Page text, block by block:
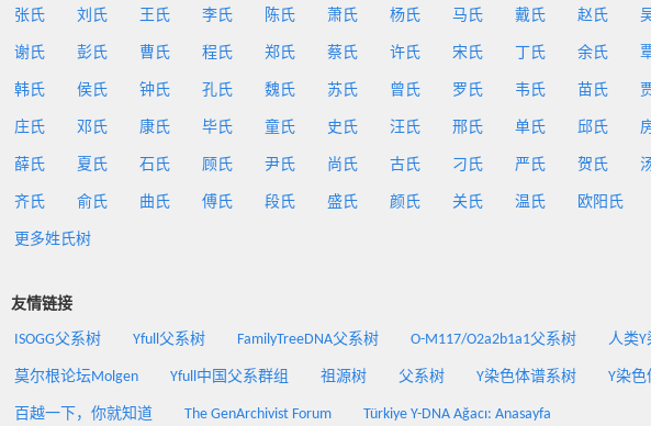
张氏 刘氏 王氏 李氏 陈氏 萧氏 杨氏 马氏 戴氏 赵氏
谢氏 彭氏 曹氏 程氏 郑氏 蔡氏 许氏 宋氏 丁氏 余氏
韩氏 侯氏 钟氏 孔氏 魏氏 苏氏 曾氏 罗氏 韦氏 苗氏
庄氏 邓氏 康氏 毕氏 童氏 史氏 汪氏 邢氏 单氏 邱氏
薛氏 夏氏 石氏 顾氏 尹氏 尚氏 古氏 刁氏 严氏 贺氏
齐氏 俞氏 曲氏 傅氏 段氏 盛氏 颜氏 关氏 温氏 欧阳氏
更多姓氏树
友情链接
ISOGG父系树 Yfull父系树 FamilyTreeDNA父系树 O-M117/O2a2b1a1父系树 人类
莫尔根论坛Molgen Yfull中国父系群组 祖源树 父系树 Y染色体谱系树 Y染色
百越一下，你就知道 The GenArchivist Forum Türkiye Y-DNA Ağacı: Anasayfa